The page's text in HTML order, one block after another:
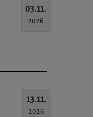
03.11.
2026
13.11.
2026